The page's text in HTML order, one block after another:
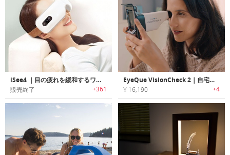
iSee4 ｜目の疲れを緩和するワイヤレスデジタルアイマッサージャー「アイシーフォー」
販売終了 +361
EyeQue VisionCheck 2｜自宅で瞳孔間距離を正確に測定可能な視力チェッカー「アイキュービジョンチェック2」
¥ 16,190 +4